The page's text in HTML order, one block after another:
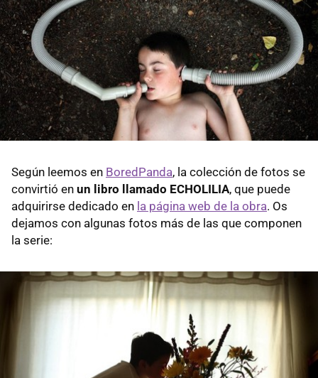
Según leemos en BoredPanda, la colección de fotos se
convirtió en un libro llamado ECHOLILIA, que puede
adquirirse dedicado en la página web de la obra. Os
dejamos con algunas fotos más de las que componen
la serie: